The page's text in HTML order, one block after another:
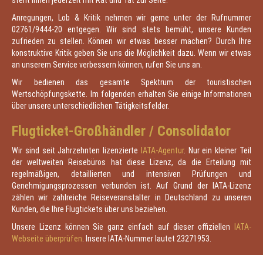
Anregungen, Lob & Kritik nehmen wir gerne unter der Rufnummer
02761/9444-20 entgegen. Wir sind stets bemüht, unsere Kunden
zufrieden zu stellen. Können wir etwas besser machen? Durch Ihre
konstruktive Kritik geben Sie uns die Möglichkeit dazu. Wenn wir etwas
an unserem Service verbessern können, rufen Sie uns an.
Wir bedienen das gesamte Spektrum der touristischen
Wertschöpfungskette. Im folgenden erhalten Sie einige Informationen
über unsere unterschiedlichen Tätigkeitsfelder.
Flugticket-Großhändler / Consolidator
Wir sind seit Jahrzehnten lizenzierte IATA-Agentur. Nur ein kleiner Teil
der weltweiten Reisebüros hat diese Lizenz, da die Erteilung mit
regelmäßigen, detaillierten und intensiven Prüfungen und
Genehmigungsprozessen verbunden ist. Auf Grund der IATA-Lizenz
zählen wir zahlreiche Reiseveranstalter in Deutschland zu unseren
Kunden, die Ihre Flugtickets über uns beziehen.
Unsere Lizenz können Sie ganz einfach auf dieser offiziellen
IATA-
Webseite überprüfen . Insere IATA-Nummer lautet 23271953.